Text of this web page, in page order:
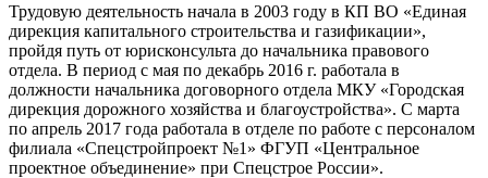
Трудовую деятельность начала в 2003 году в КП ВО «Единая
дирекция капитального строительства и газификации»,
пройдя путь от юрисконсульта до начальника правового
отдела. В период с мая по декабрь 2016 г. работала в
должности начальника договорного отдела МКУ «Городская
дирекция дорожного хозяйства и благоустройства». С марта
по апрель 2017 года работала в отделе по работе с персоналом
филиала «Спецстройпроект №1» ФГУП «Центральное
проектное объединение» при Спецстрое России».